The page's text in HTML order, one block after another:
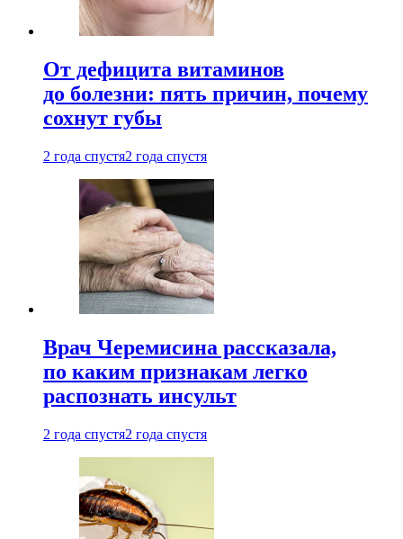
От дефицита витаминов
до болезни: пять причин, почему
сохнут губы
2 года спустя2 года спустя
Врач Черемисина рассказала,
по каким признакам легко
распознать инсульт
2 года спустя2 года спустя